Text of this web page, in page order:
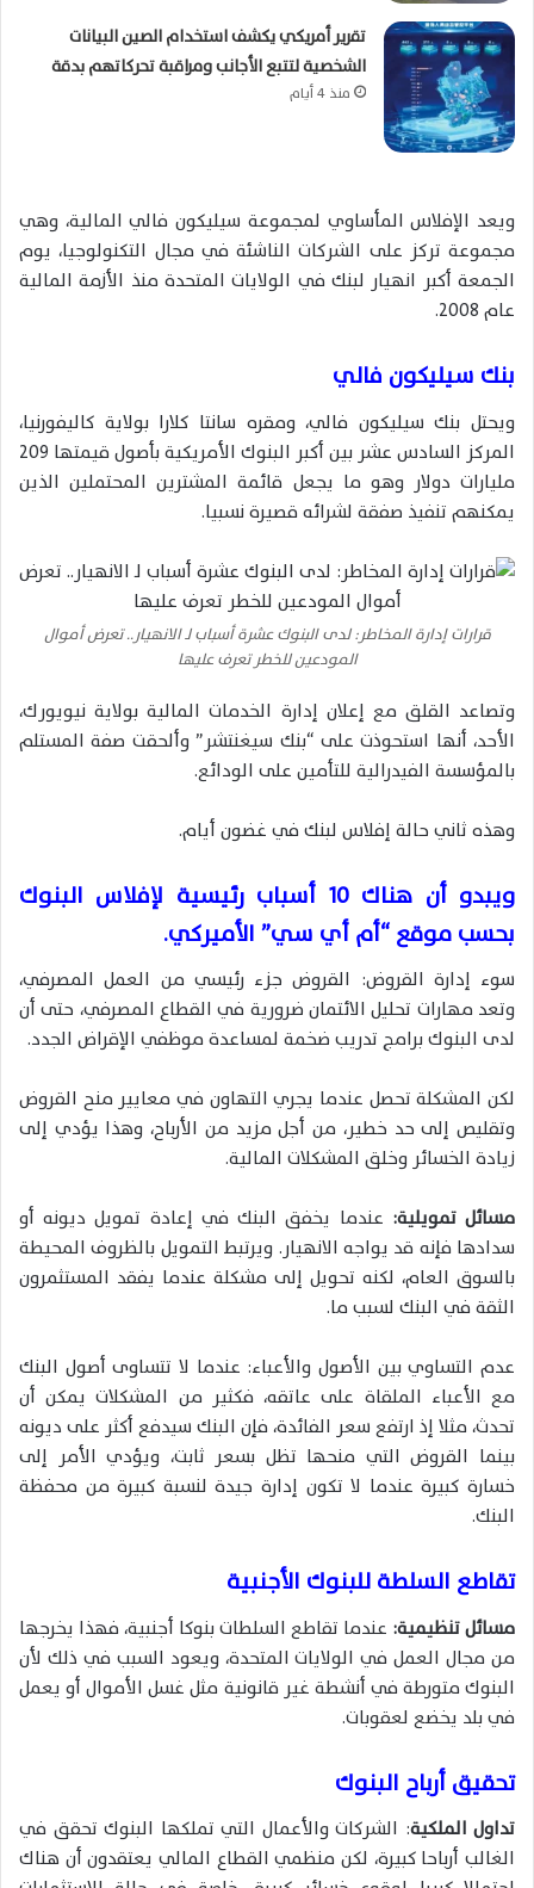
تقرير أمريكي يكشف استخدام الصين البيانات
الشخصية لتتبع الأجانب ومراقبة تحركاتهم بدقة
منذ 4 أيام
ويعد الإفلاس المأساوي لمجموعة سيليكون فالي المالية، وهي
مجموعة تركز على الشركات الناشئة في مجال التكنولوجيا، يوم
الجمعة أكبر انهيار لبنك في الولايات المتحدة منذ الأزمة المالية
عام 2008.
بنك سيليكون فالي
ويحتل بنك سيليكون فالي، ومقره سانتا كلارا بولاية كاليفورنيا،
المركز السادس عشر بين أكبر البنوك الأمريكية بأصول قيمتها 209
مليارات دولار وهو ما يجعل قائمة المشترين المحتملين الذين
يمكنهم تنفيذ صفقة لشرائه قصيرة نسبيا.
قرارات إدارة المخاطر: لدى البنوك عشرة أسباب لـ الانهيار.. تعرض أموال
المودعين للخطر تعرف عليها
وتصاعد القلق مع إعلان إدارة الخدمات المالية بولاية نيويورك،
الأحد، أنها استحوذت على “بنك سيغنتشر” وألحقت صفة المستلم
بالمؤسسة الفيدرالية للتأمين على الودائع.
وهذه ثاني حالة إفلاس لبنك في غضون أيام.
ويبدو أن هناك 10 أسباب رئيسية لإفلاس البنوك
بحسب موقع “أم أي سي” الأميركي.
سوء إدارة القروض: القروض جزء رئيسي من العمل المصرفي،
وتعد مهارات تحليل الائتمان ضرورية في القطاع المصرفي، حتى أن
لدى البنوك برامج تدريب ضخمة لمساعدة موظفي الإقراض الجدد.
لكن المشكلة تحصل عندما يجري التهاون في معايير منح القروض
وتقليص إلى حد خطير، من أجل مزيد من الأرباح، وهذا يؤدي إلى
زيادة الخسائر وخلق المشكلات المالية.
مسائل تمويلية: عندما يخفق البنك في إعادة تمويل ديونه أو
سدادها فإنه قد يواجه الانهيار. ويرتبط التمويل بالظروف المحيطة
بالسوق العام، لكنه تحويل إلى مشكلة عندما يفقد المستثمرون
الثقة في البنك لسبب ما.
عدم التساوي بين الأصول والأعباء: عندما لا تتساوى أصول البنك
مع الأعباء الملقاة على عاتقه، فكثير من المشكلات يمكن أن
تحدث، مثلا إذ ارتفع سعر الفائدة، فإن البنك سيدفع أكثر على ديونه
بينما القروض التي منحها تظل بسعر ثابت، ويؤدي الأمر إلى
خسارة كبيرة عندما لا تكون إدارة جيدة لنسبة كبيرة من محفظة
البنك.
تقاطع السلطة للبنوك الأجنبية
مسائل تنظيمية: عندما تقاطع السلطات بنوكا أجنبية، فهذا يخرجها
من مجال العمل في الولايات المتحدة، ويعود السبب في ذلك لأن
البنوك متورطة في أنشطة غير قانونية مثل غسل الأموال أو يعمل
في بلد يخضع لعقوبات.
تحقيق أرباح البنوك
تداول الملكية: الشركات والأعمال التي تملكها البنوك تحقق في
الغالب أرباحا كبيرة، لكن منظمي القطاع المالي يعتقدون أن هناك